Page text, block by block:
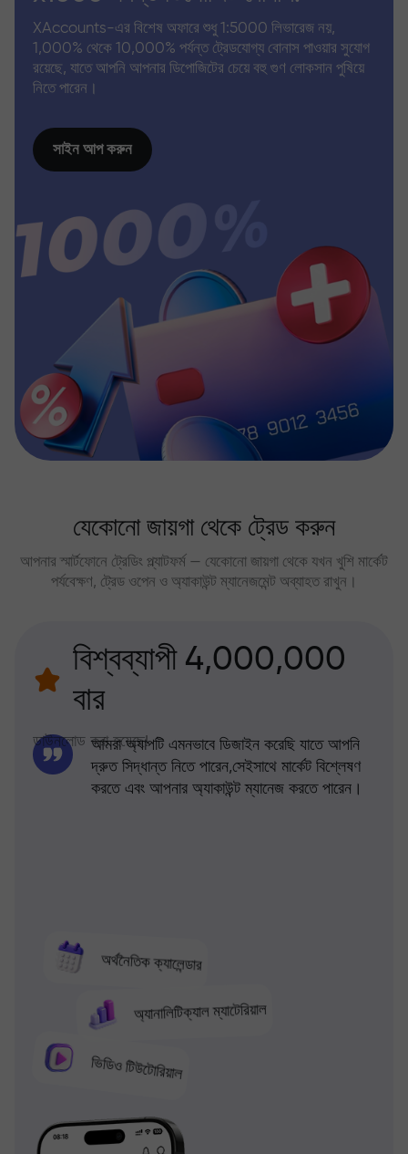
XAccounts-এর বিশেষ অফারে শুধু 1:5000 লিভারেজ নয়,
1,000% থেকে 10,000% পর্যন্ত ট্রেডযোগ্য বোনাস পাওয়ার সুযোগ
রয়েছে, যাতে আপনি আপনার ডিপোজিটের চেয়ে বহু গুণ লোকসান পুষিয়ে
নিতে পারেন।
সাইন আপ করুন
যেকোনো জায়গা থেকে ট্রেড করুন
আপনার স্মার্টফোনে ট্রেডিং প্ল্যাটফর্ম — যেকোনো জায়গা থেকে যখন খুশি মার্কেট
পর্যবেক্ষণ, ট্রেড ওপেন ও অ্যাকাউন্ট ম্যানেজমেন্ট অব্যাহত রাখুন।
বিশ্বব্যাপী 4,000,000
বার
ডাউনলোড করা হয়েছে!
অর্থনৈতিক ক্যালেন্ডার
অ্যানালিটিক্যাল ম্যাটেরিয়াল
ভিডিও টিউটোরিয়াল
আমরা অ্যাপটি এমনভাবে ডিজাইন করেছি যাতে আপনি
দ্রুত সিদ্ধান্ত নিতে পারেন,সেইসাথে মার্কেট বিশ্লেষণ
করতে এবং আপনার অ্যাকাউন্ট ম্যানেজ করতে পারেন।